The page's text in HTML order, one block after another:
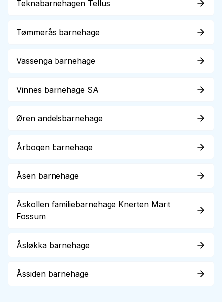
Teknabarnehagen Tellus
Tømmerås barnehage
Vassenga barnehage
Vinnes barnehage SA
Øren andelsbarnehage
Årbogen barnehage
Åsen barnehage
Åskollen familiebarnehage Knerten Marit
Fossum
Åsløkka barnehage
Åssiden barnehage